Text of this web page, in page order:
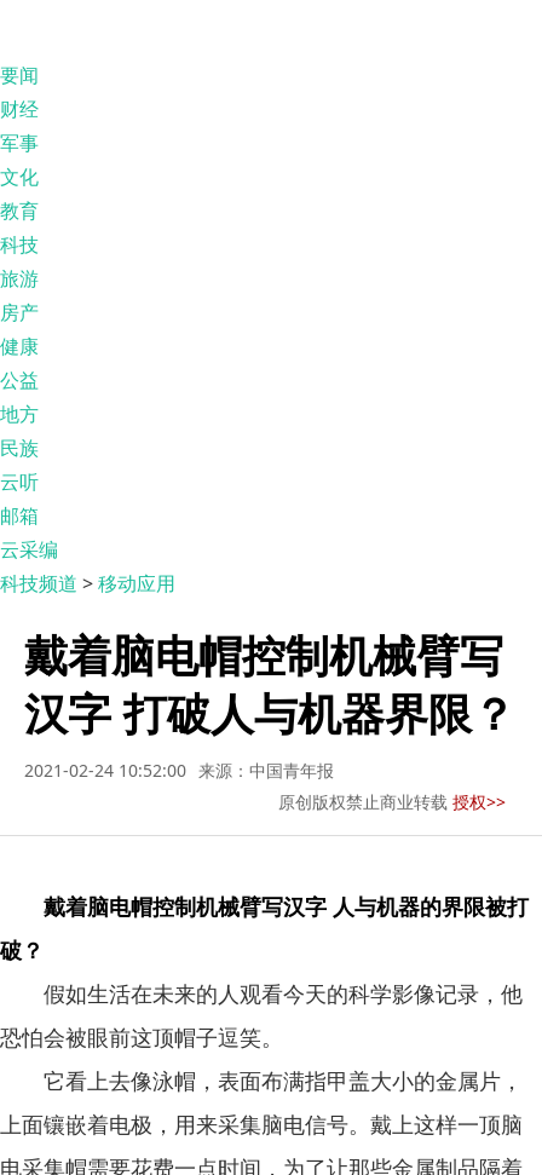
要闻
财经
军事
文化
教育
科技
旅游
房产
健康
公益
地方
民族
云听
邮箱
云采编
科技频道 >移动应用
戴着脑电帽控制机械臂写
汉字 打破人与机器界限？
2021-02-24 10:52:00 来源：中国青年报
原创版权禁止商业转载 授权>>
戴着脑电帽控制机械臂写汉字 人与机器的界限被打
破？
假如生活在未来的人观看今天的科学影像记录，他
恐怕会被眼前这顶帽子逗笑。
它看上去像泳帽，表面布满指甲盖大小的金属片，
上面镶嵌着电极，用来采集脑电信号。戴上这样一顶脑
电采集帽需要花费一点时间，为了让那些金属制品隔着